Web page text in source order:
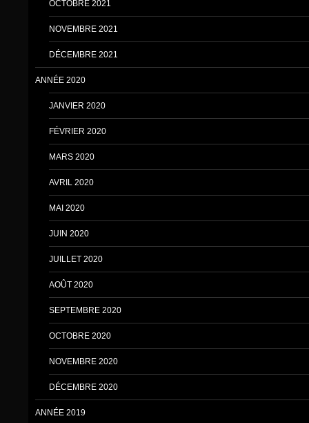
OCTOBRE 2021
NOVEMBRE 2021
DÉCEMBRE 2021
ANNÉE 2020
JANVIER 2020
FÉVRIER 2020
MARS 2020
AVRIL 2020
MAI 2020
JUIN 2020
JUILLET 2020
AOÛT 2020
SEPTEMBRE 2020
OCTOBRE 2020
NOVEMBRE 2020
DÉCEMBRE 2020
ANNÉE 2019